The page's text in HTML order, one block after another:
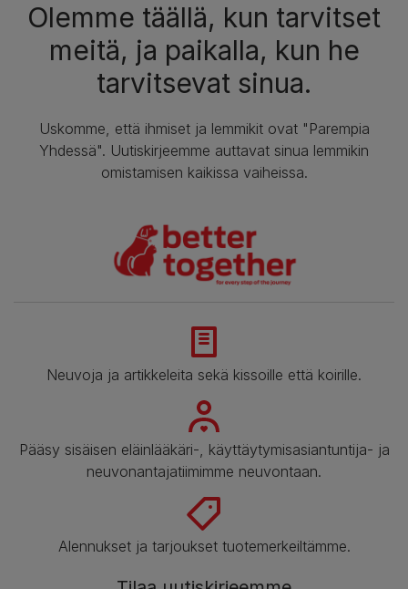
Olemme täällä, kun tarvitset
meitä, ja paikalla, kun he
tarvitsevat sinua.
Uskomme, että ihmiset ja lemmikit ovat "Parempia
Yhdessä". Uutiskirjeemme auttavat sinua lemmikin
omistamisen kaikissa vaiheissa.
Neuvoja ja artikkeleita sekä kissoille että koirille.
Pääsy sisäisen eläinlääkäri-, käyttäytymisasiantuntija- ja
neuvonantajatiimimme neuvontaan.
Alennukset ja tarjoukset tuotemerkeiltämme.